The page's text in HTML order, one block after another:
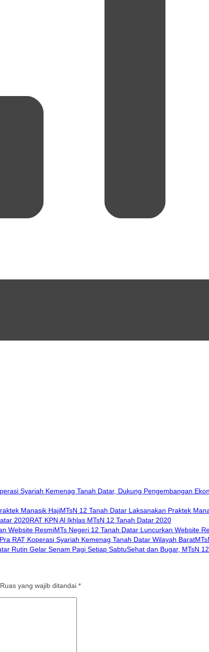
MTsN 12 Tanah Datar Laksanakan Praktek
RAT KPN Al Ikhlas MTsN 12 Tanah Datar 2020
MTs Negeri 12 Tanah Datar Luncurkan Website
Sehat dan Bugar, MTsN
Ruas yang wajib ditandai *